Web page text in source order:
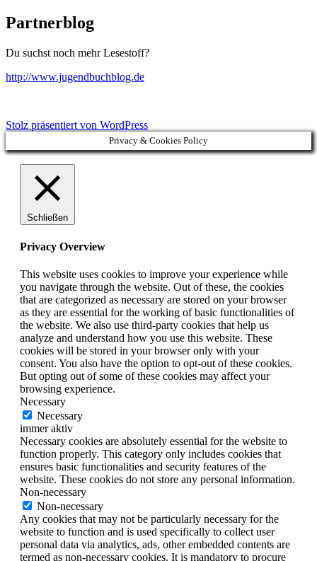
Partnerblog
Du suchst noch mehr Lesestoff?
http://www.jugendbuchblog.de
Stolz präsentiert von WordPress
Privacy & Cookies Policy
Schließen
Privacy Overview
This website uses cookies to improve your experience while
you navigate through the website. Out of these, the cookies
that are categorized as necessary are stored on your browser
as they are essential for the working of basic functionalities of
the website. We also use third-party cookies that help us
analyze and understand how you use this website. These
cookies will be stored in your browser only with your
consent. You also have the option to opt-out of these cookies.
But opting out of some of these cookies may affect your
browsing experience.
Necessary
Necessary
immer aktiv
Necessary cookies are absolutely essential for the website to
function properly. This category only includes cookies that
ensures basic functionalities and security features of the
website. These cookies do not store any personal information.
Non-necessary
Non-necessary
Any cookies that may not be particularly necessary for the
website to function and is used specifically to collect user
personal data via analytics, ads, other embedded contents are
termed as non-necessary cookies. It is mandatory to procure